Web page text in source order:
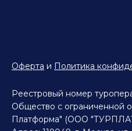
Оферта и Политика
Реестровый номер
Общество с ограниченной
Платформа" (ООО